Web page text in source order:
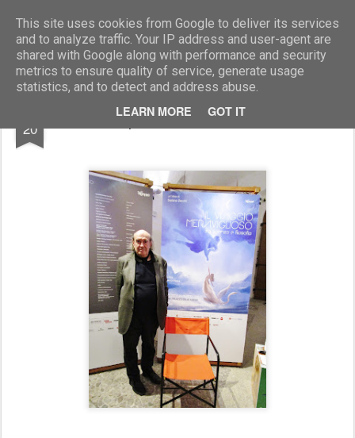
This site uses cookies from Google to deliver its services
and to analyze traffic. Your IP address and user-agent are
shared with Google along with performance and security
metrics to ensure quality of service, generate usage
statistics, and to detect and address abuse.
LEARN MORE GOT IT
Marcellino Radogna - Fotonotizie per la stampa
20 prof.Stefano Zecchi